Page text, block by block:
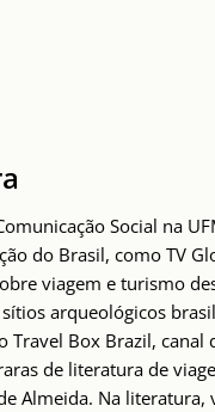
Social na
do Brasil, como TV
viagem e turismo
arqueológicos
Travel Box Brazil,
de literatura de
Almeida. Na